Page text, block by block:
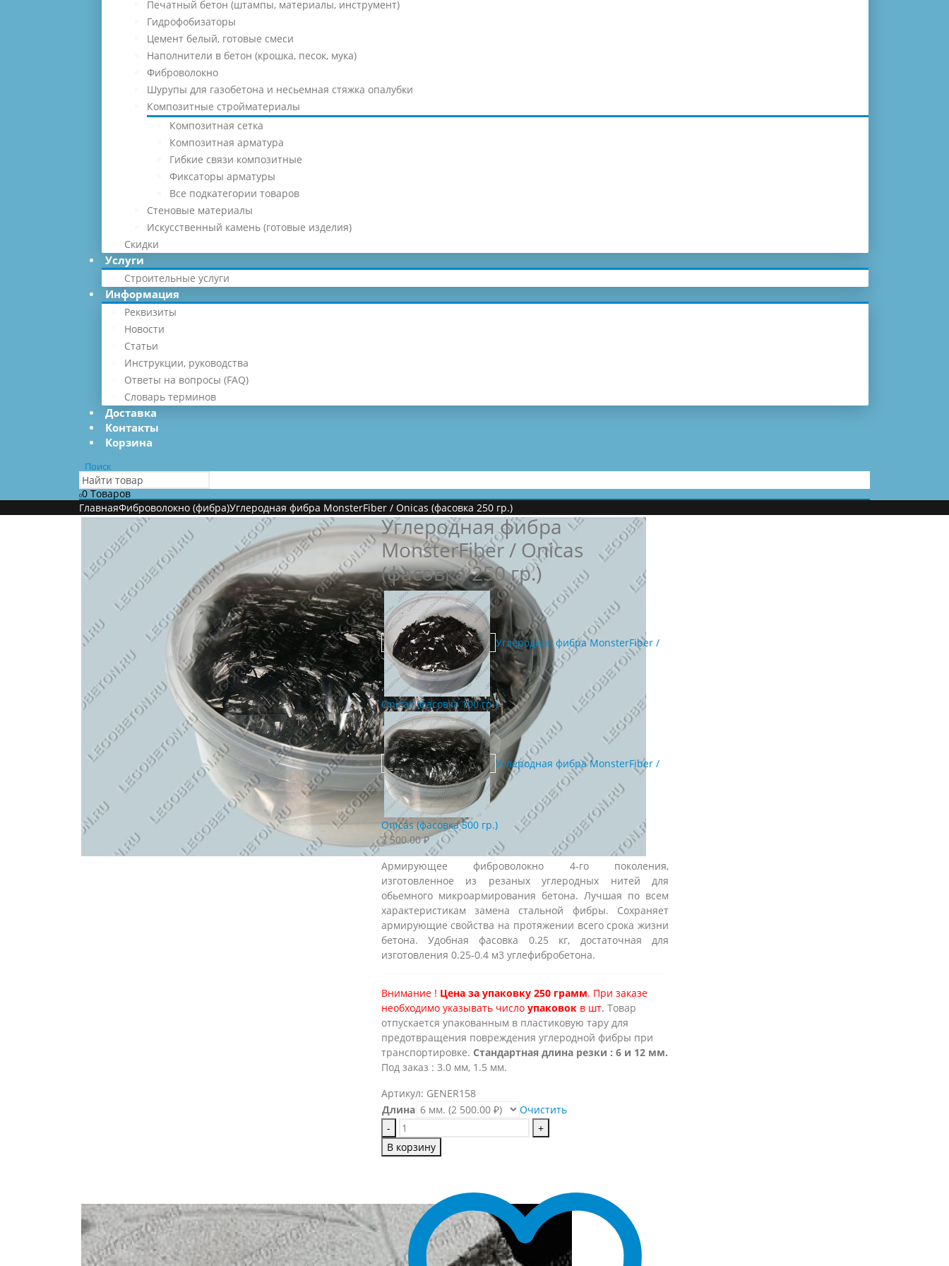
Печатный бетон (штампы, материалы, инструмент)
Гидрофобизаторы
Цемент белый, готовые смеси
Наполнители в бетон (крошка, песок, мука)
Фиброволокно
Шурупы для газобетона и несьемная стяжка опалубки
Композитные стройматериалы
Композитная сетка
Композитная арматура
Гибкие связи композитные
Фиксаторы арматуры
Все подкатегории товаров
Стеновые материалы
Искусственный камень (готовые изделия)
Скидки
Услуги
Строительные услуги
Информация
Реквизиты
Новости
Статьи
Инструкции, руководства
Ответы на вопросы (FAQ)
Словарь терминов
Доставка
Контакты
Корзина
Поиск
00 Товаров
ГлавнаяФиброволокно (фибра)Углеродная фибра MonsterFiber / Onicas (фасовка 250 гр.)
Углеродная фибра
MonsterFiber / Onicas
(фасовка 250 гр.)
Углеродная фибра MonsterFiber /
Onicas (фасовка 100 гр.)
Углеродная фибра MonsterFiber /
Onicas (фасовка 500 гр.)
2 500.00₽
Армирующее фиброволокно 4-го поколения,
изготовленное из резаных углеродных нитей для
обьемного микроармирования бетона. Лучшая по всем
характеристикам замена стальной фибры. Сохраняет
армирующие свойства на протяжении всего срока жизни
бетона. Удобная фасовка 0.25 кг, достаточная для
изготовления 0.25-0.4 м3 углефибробетона.
Внимание ! Цена за упаковку 250 грамм. При заказе
необходимо указывать число упаковокв шт. Товар
отпускается упакованным в пластиковую тару для
предотвращения повреждения углеродной фибры при
транспортировке. Стандартная длина резки : 6 и 12 мм.
Под заказ : 3.0 мм, 1.5 мм.
Артикул: GENER158
Длина
Очистить
-
+
В корзину